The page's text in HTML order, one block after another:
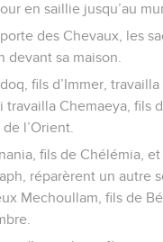
en saillie jusqu’au
des Chevaux, les
devant sa maison.
fils d’Immer,
travailla Chemaeya, fils
l’Orient.
fils de Chélémia,
réparèrent un autre
Mechoullam, fils de